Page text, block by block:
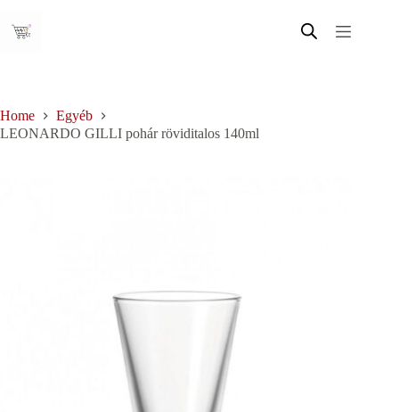
content
Home
Egyéb
LEONARDO GILLI pohár röviditalos 140ml